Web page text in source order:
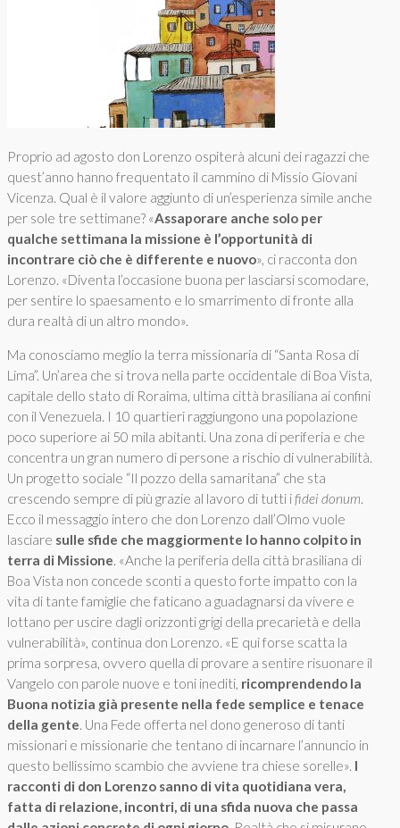
Proprio ad agosto don Lorenzo ospiterà alcuni dei ragazzi che
quest’anno hanno frequentato il cammino di Missio Giovani
Vicenza. Qual è il valore aggiunto di un’esperienza simile anche
per sole tre settimane? «Assaporare anche solo per
qualche settimana la missione è l’opportunità di
incontrare ciò che è differente e nuovo», ci racconta don
Lorenzo. «Diventa l’occasione buona per lasciarsi scomodare,
per sentire lo spaesamento e lo smarrimento di fronte alla
dura realtà di un altro mondo».
Ma conosciamo meglio la terra missionaria di “Santa Rosa di
Lima”. Un’area che si trova nella parte occidentale di Boa Vista,
capitale dello stato di Roraima, ultima città brasiliana ai confini
con il Venezuela. I 10 quartieri raggiungono una popolazione
poco superiore ai 50 mila abitanti. Una zona di periferia e che
concentra un gran numero di persone a rischio di vulnerabilità.
Un progetto sociale “Il pozzo della samaritana” che sta
crescendo sempre di più grazie al lavoro di tutti ifidei donum.
Ecco il messaggio intero che don Lorenzo dall’Olmo vuole
lasciare sulle sfide che maggiormente lo hanno colpito in
terra di Missione. «Anche la periferia della città brasiliana di
Boa Vista non concede sconti a questo forte impatto con la
vita di tante famiglie che faticano a guadagnarsi da vivere e
lottano per uscire dagli orizzonti grigi della precarietà e della
vulnerabilità», continua don Lorenzo. «E qui forse scatta la
prima sorpresa, ovvero quella di provare a sentire risuonare il
Vangelo con parole nuove e toni inediti, ricomprendendo la
Buona notizia già presente nella fede semplice e tenace
della gente. Una Fede offerta nel dono generoso di tanti
missionari e missionarie che tentano di incarnare l’annuncio in
questo bellissimo scambio che avviene tra chiese sorelle». I
racconti di don Lorenzo sanno di vita quotidiana vera,
fatta di relazione, incontri, di una sfida nuova che passa